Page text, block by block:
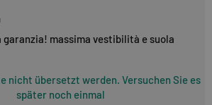
garanzia! massima vestibilità e suola
nicht übersetzt werden. Versuchen Sie es
später noch einmal